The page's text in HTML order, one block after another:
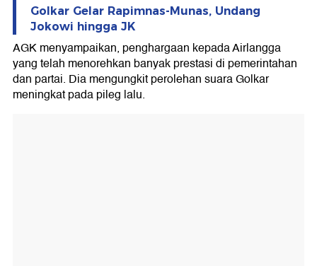
Golkar Gelar Rapimnas-Munas, Undang
Jokowi hingga JK
AGK menyampaikan, penghargaan kepada Airlangga
yang telah menorehkan banyak prestasi di pemerintahan
dan partai. Dia mengungkit perolehan suara Golkar
meningkat pada pileg lalu.